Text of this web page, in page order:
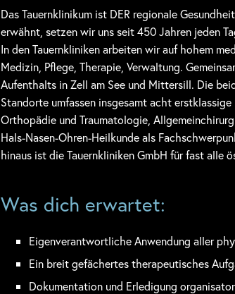
Das Tauernklinikum ist DER regionale
erwähnt, setzen wir uns seit 450 Jahren jeden
In den Tauernkliniken arbeiten wir auf hohem
Medizin, Pflege, Therapie, Verwaltung.
Aufenthalts in Zell am See und Mittersill. Die
Standorte umfassen insgesamt acht
Orthopädie und Traumatologie,
Hals-Nasen-Ohren-Heilkunde als
hinaus ist die Tauernkliniken GmbH für fast alle
Was dich erwartet:
Eigenverantwortliche Anwendung aller
Ein breit gefächertes therapeutisches
Dokumentation und Erledigung